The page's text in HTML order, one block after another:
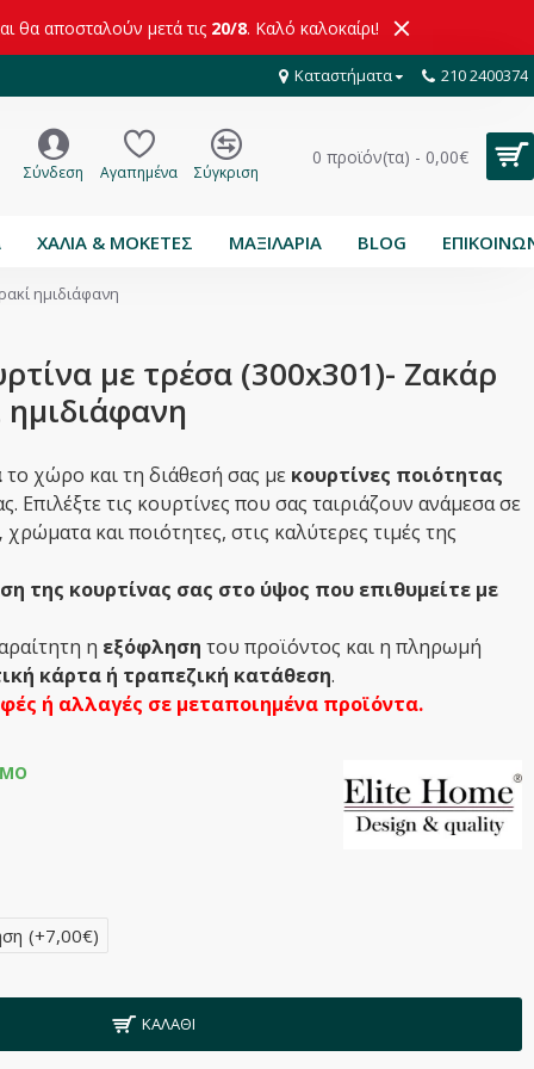
θα αποσταλούν μετά τις 20/8. Καλό καλοκαίρι!
Καταστήματα 210 2400374
Σύνδεση Αγαπημένα Σύγκριση
0 προϊόν(τα) - 0,00€
ΧΑΛΙΑ & ΜΟΚΕΤΕΣ ΜΑΞΙΛΑΡΙΑ BLOG
ημιδιάφανη
με τρέσα (300x301)- Ζακάρ
το χώρο και τη διάθεσή σας με κουρτίνες ποιότητας
τις κουρτίνες που σας ταιριάζουν ανάμεσα σε
χρώματα και ποιότητες, στις καλύτερες τιμές της
της κουρτίνας σας στο ύψος που επιθυμείτε με
η εξόφληση του προϊόντος και η πληρωμή
κάρτα ή τραπεζική κατάθεση.
ή αλλαγές σε μεταποιημένα προϊόντα.
(+7,00€)
ΚΑΛΆΘΙ